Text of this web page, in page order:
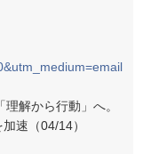
解から行動」へ。
速（04/14）